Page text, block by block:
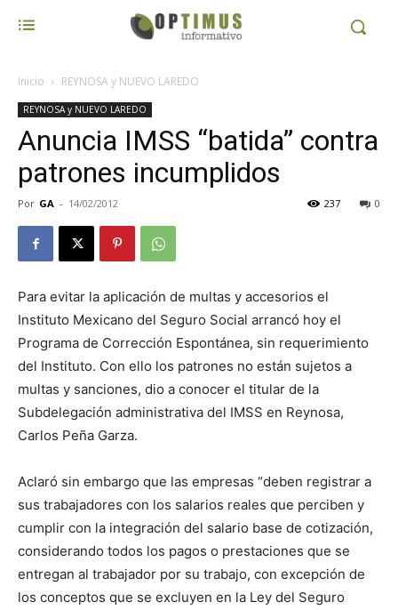
Inicio REYNOSA y NUEVO LAREDO
REYNOSA y NUEVO LAREDO
Anuncia IMSS “batida” contra
patrones incumplidos
Por GA - 14/02/2012 0
237
Para evitar la aplicación de multas y accesorios el
Instituto Mexicano del Seguro Social arrancó hoy el
Programa de Corrección Espontánea, sin requerimiento
del Instituto. Con ello los patrones no están sujetos a
multas y sanciones, dio a conocer el titular de la
Subdelegación administrativa del IMSS en Reynosa,
Carlos Peña Garza.
Aclaró sin embargo que las empresas “deben registrar a
sus trabajadores con los salarios reales que perciben y
cumplir con la integración del salario base de cotización,
considerando todos los pagos o prestaciones que se
entregan al trabajador por su trabajo, con excepción de
los conceptos que se excluyen en la Ley del Seguro